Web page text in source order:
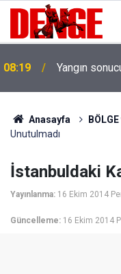
08:19 Yangın
Anasayfa
Unutulmadı
İstanbuldaki
Yayınlanma: 16 Ekim 2014
Güncelleme: 16 Ekim 2014